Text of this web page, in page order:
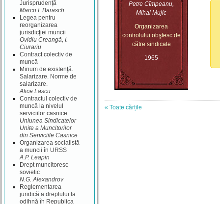
Jurisprudenţă
Marco I. Barasch
Legea pentru
reorganizarea
jurisdicţiei muncii
Ovidiu Creangă, I.
Ciurariu
Contract colectiv de
muncă
Minum de existenţă.
Salarizare. Norme de
salarizare.
Alice Lascu
Contractul colectiv de
muncă la nivelul
serviciilor casnice
Uniunea Sindicatelor
Unite a Muncitorilor
din Serviciile Casnice
Organizarea socialistă
a muncii în URSS
A.P. Leapin
Drept muncitoresc
sovietic
N.G. Alexandrov
Reglementarea
juridică a dreptului la
odihnă în Republica
Petre Cîmpeanu,
Mihai Mujic
Organizarea
controlului obştesc de
către sindicate
1965
« Toate cărțile